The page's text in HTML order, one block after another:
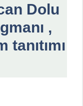
Dolu
,
tanıtımı